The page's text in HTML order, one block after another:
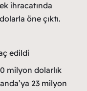
ihracatında
öne çıktı.
edildi
milyon dolarlık
23 milyon